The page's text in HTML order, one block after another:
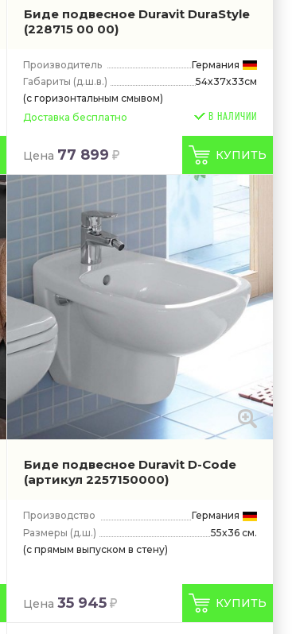
Биде подвесное Duravit DuraStyle
(228715 00 00)
Производитель
Германия
Габариты (д.ш.в.)
54x37x33см
(с горизонтальным смывом)
Доставка бесплатно
В НАЛИЧИИ
Цена 77 899 КУПИТЬ
Биде подвесное Duravit D-Code
(артикул 2257150000)
Производство
Германия
Размеры (д.ш.)
55x36 см.
(с прямым выпуском в стену)
Цена 35 945 КУПИТЬ